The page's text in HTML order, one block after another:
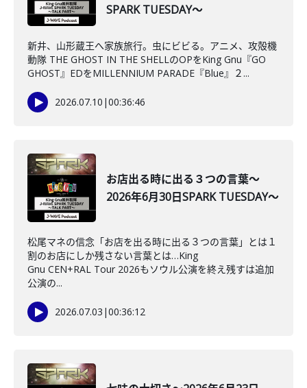
SPARK TUESDAY～
新井、山形蔵王へ家族旅行。虫にビビる。アニメ、攻殻機
動隊 THE GHOST IN THE SHELLのOPをKing Gnu『GO
GHOST』EDをMILLENNIUM PARADE『Blue』２...
2026.07.10 |00:36:46
お店出る時に出る３つの言葉～
2026年6月30日SPARK TUESDAY～
松尾マネの信念「お店を出る時に出る３つの言葉」とは１
割のお店にしか残さない言葉とは…King
Gnu CEN+RAL Tour 2026もソウル公演を終え残すは追加
公演の...
2026.07.03 |00:36:12